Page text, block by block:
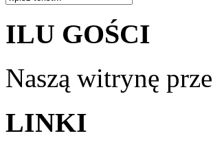
ILU GOŚCI
Naszą witrynę
LINKI